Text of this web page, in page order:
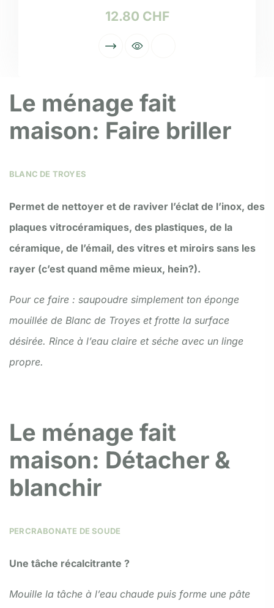
12.80 CHF
Le ménage fait
maison: Faire briller
BLANC DE TROYES
Permet de nettoyer et de raviver l’éclat de l’inox, des
plaques vitrocéramiques, des plastiques, de la
céramique, de l’émail, des vitres et miroirs sans les
rayer (c’est quand même mieux, hein?).
Pour ce faire : saupoudre simplement ton éponge
mouillée de Blanc de Troyes et frotte la surface
désirée. Rince à l’eau claire et séche avec un linge
propre.
Le ménage fait
maison: Détacher &
blanchir
PERCRABONATE DE SOUDE
Une tâche récalcitrante ?
Mouille la tâche à l’eau chaude puis forme une pâte